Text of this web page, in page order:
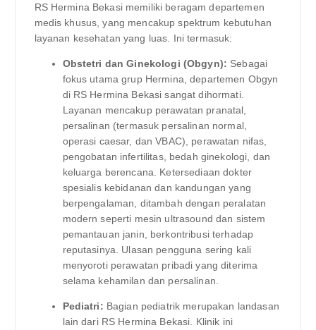
RS Hermina Bekasi memiliki beragam departemen
medis khusus, yang mencakup spektrum kebutuhan
layanan kesehatan yang luas. Ini termasuk:
Obstetri dan Ginekologi (Obgyn): Sebagai
fokus utama grup Hermina, departemen Obgyn
di RS Hermina Bekasi sangat dihormati.
Layanan mencakup perawatan pranatal,
persalinan (termasuk persalinan normal,
operasi caesar, dan VBAC), perawatan nifas,
pengobatan infertilitas, bedah ginekologi, dan
keluarga berencana. Ketersediaan dokter
spesialis kebidanan dan kandungan yang
berpengalaman, ditambah dengan peralatan
modern seperti mesin ultrasound dan sistem
pemantauan janin, berkontribusi terhadap
reputasinya. Ulasan pengguna sering kali
menyoroti perawatan pribadi yang diterima
selama kehamilan dan persalinan.
Pediatri: Bagian pediatrik merupakan landasan
lain dari RS Hermina Bekasi. Klinik ini